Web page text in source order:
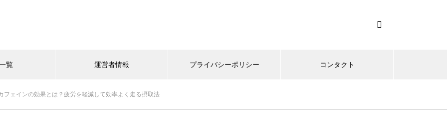
覧 運営者情報 プライバシーポリシー コンタクト
フェインの効果とは？疲労を軽減して効率よく走る摂取法